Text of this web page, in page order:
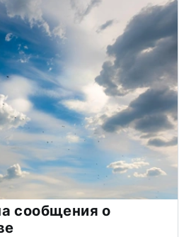
сообщения о